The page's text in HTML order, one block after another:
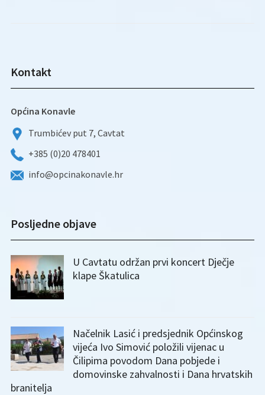
Kontakt
Općina Konavle
Trumbićev put 7, Cavtat
+385 (0)20 478401
info@opcinakonavle.hr
Posljedne objave
U Cavtatu održan prvi koncert Dječje
klape Škatulica
Načelnik Lasić i predsjednik Općinskog
vijeća Ivo Simović položili vijenac u
Čilipima povodom Dana pobjede i
domovinske zahvalnosti i Dana hrvatskih
branitelja